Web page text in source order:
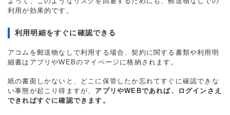
利用が効果的です。
利用明細をすぐに確認できる
アコムを郵送物なしで利用する場合、契約に関する書類や利用明
細書はアプリやWEBのマイページに格納されます。
紙の書面しかないと、どこに保管したか忘れてすぐに確認できな
い事態が起こり得ますが、 アプリやWEBであれば、ログインさえ
できればすぐに確認できます。